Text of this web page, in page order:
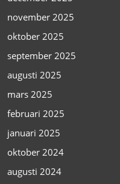
november 2025
oktober 2025
september 2025
augusti 2025
mars 2025
februari 2025
januari 2025
oktober 2024
augusti 2024